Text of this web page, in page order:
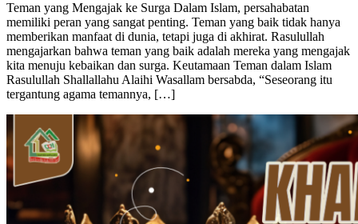
memberikan manfaat di dunia, tetapi juga di akhirat. Rasulullah
mengajarkan bahwa teman yang baik adalah mereka yang mengajak
kita menuju kebaikan dan surga. Keutamaan Teman dalam Islam
Rasulullah Shallallahu Alaihi Wasallam bersabda, “Seseorang itu
tergantung agama temannya, […]